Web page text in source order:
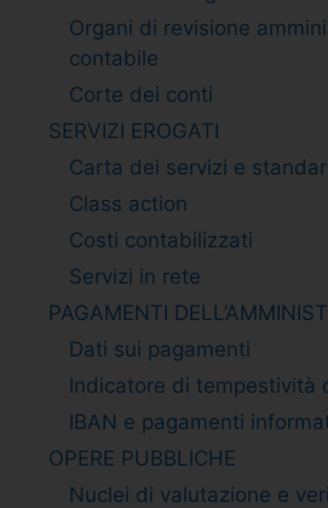
Organi di revisione
contabile
Corte dei conti
SERVIZI EROGATI
Carta dei servizi e
Class action
Costi contabilizzati
Servizi in rete
PAGAMENTI
Dati sui pagamenti
Indicatore di tempestività
IBAN e pagamenti
OPERE PUBBLICHE
Nuclei di valutazione e